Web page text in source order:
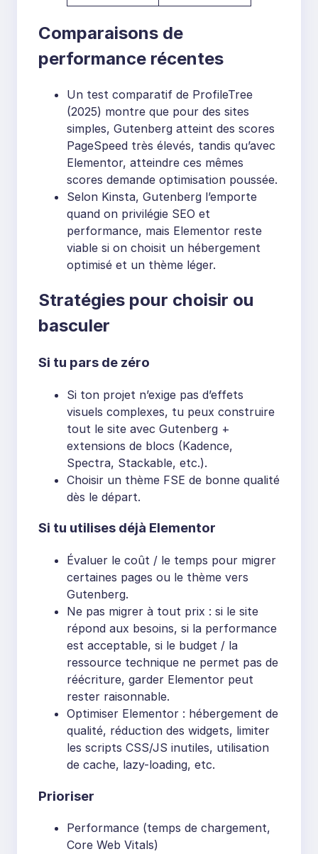
Comparaisons de
performance récentes
Un test comparatif de ProfileTree
(2025) montre que pour des sites
simples, Gutenberg atteint des scores
PageSpeed très élevés, tandis qu’avec
Elementor, atteindre ces mêmes
scores demande optimisation poussée.
Selon Kinsta, Gutenberg l’emporte
quand on privilégie SEO et
performance, mais Elementor reste
viable si on choisit un hébergement
optimisé et un thème léger.
Stratégies pour choisir ou
basculer
Si tu pars de zéro
Si ton projet n’exige pas d’effets
visuels complexes, tu peux construire
tout le site avec Gutenberg +
extensions de blocs (Kadence,
Spectra, Stackable, etc.).
Choisir un thème FSE de bonne qualité
dès le départ.
Si tu utilises déjà Elementor
Évaluer le coût / le temps pour migrer
certaines pages ou le thème vers
Gutenberg.
Ne pas migrer à tout prix : si le site
répond aux besoins, si la performance
est acceptable, si le budget / la
ressource technique ne permet pas de
réécriture, garder Elementor peut
rester raisonnable.
Optimiser Elementor : hébergement de
qualité, réduction des widgets, limiter
les scripts CSS/JS inutiles, utilisation
de cache, lazy-loading, etc.
Prioriser
Performance (temps de chargement,
Core Web Vitals)